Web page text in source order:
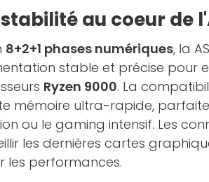
au coeur de
8+2+1 phases numériques, la
stable et précise pour
Ryzen 9000. La
mémoire ultra-rapide,
ou le gaming intensif. Les
les dernières cartes
les performances.